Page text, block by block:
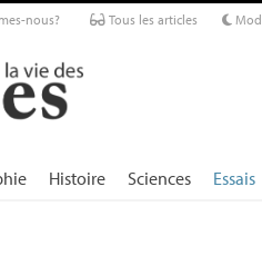
nous? Tous les articles
Histoire Sciences Essais